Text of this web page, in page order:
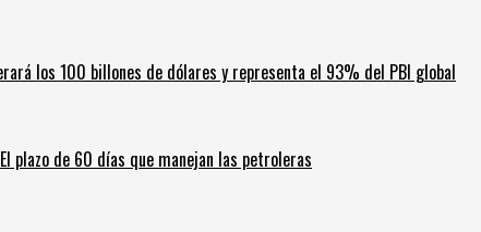
los 100 billones de dólares y representa el 93% del PBI global
plazo de 60 días que manejan las petroleras